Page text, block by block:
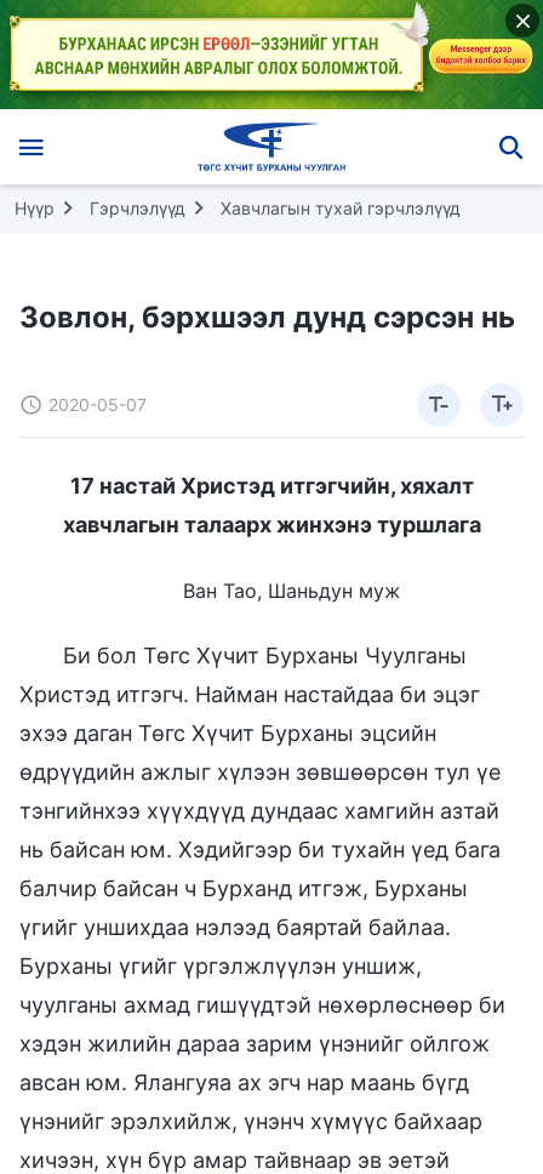
Нүүр Гэрчлэлүүд Хавчлагын тухай гэрчлэлүүд
Зовлон, бэрхшээл дунд сэрсэн нь
2020-05-07
17 настай Христэд итгэгчийн, хяхалт
хавчлагын талаарх жинхэнэ туршлага
Ван Тао, Шаньдун муж
Би бол Төгс Хүчит Бурханы Чуулганы
Христэд итгэгч. Найман настайдаа би эцэг
эхээ даган Төгс Хүчит Бурханы эцсийн
өдрүүдийн ажлыг хүлээн зөвшөөрсөн тул үе
тэнгийнхээ хүүхдүүд дундаас хамгийн азтай
нь байсан юм. Хэдийгээр би тухайн үед бага
балчир байсан ч Бурханд итгэж, Бурханы
үгийг уншихдаа нэлээд баяртай байлаа.
Бурханы үгийг үргэлжлүүлэн уншиж,
чуулганы ахмад гишүүдтэй нөхөрлөснөөр би
хэдэн жилийн дараа зарим үнэнийг ойлгож
авсан юм. Ялангуяа ах эгч нар маань бүгд
үнэнийг эрэлхийлж, үнэнч хүмүүс байхаар
хичээн, хүн бүр амар тайвнаар эв эетэй